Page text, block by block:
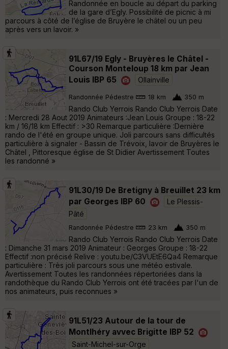
Randonnée en boucle au départ du parking
de la gare d’Egly. Possibilité de picnic à mi
parcours à côté de l’église de Bruyère le châtel ou un peu
après vers un lavoir. »
91L67/19 Egly - Bruyères le Châtel -
Courson Monteloup 18 km par Jean
Louis IBP 65
Ollainville
Randonnée Pédestre 18 km 350 m
Rando Club Yerrois Rando Club Yerrois Date
: Mercredi 28 Aout 2019 Animateurs :Jean Louis Groupe : 18-22
km / 16/18 km Effectif : >30 Remarque particulière :Dernière
rando de l'été en groupe unique. Joli parcours sans difficultés
particulière à signaler - Bassin de Trévoix, lavoir de Bruyères le
Châtel , Pittoresque église de St Didier Avertissement Toutes
les randonné »
91L30/19 De Bretigny à Breuillet 23 km
par Georges IBP 60
Le Plessis-
Pâté
Randonnée Pédestre 23 km 350 m
Rando Club Yerrois Rando Club Yerrois Date
: Dimanche 31 mars 2019 Animateur : Georges Groupe : 18-22
Effectif :non précisé Relive : youtu.be/C3VUEtE6Qa4 Remarque
particulière : Très joli parcours sous une météo estivale.
Avertissement Toutes les randonnées répertoriées dans la
randothèque du Rando Club Yerrois ont été tracées par l'un de
nos animateurs, puis reconnues »
91L51/23 Autour de la tour de
Montlhéry avvec Brigitte IBP 52
Saint-Michel-sur-Orge